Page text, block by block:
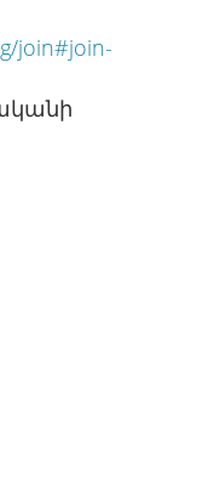
join#join-